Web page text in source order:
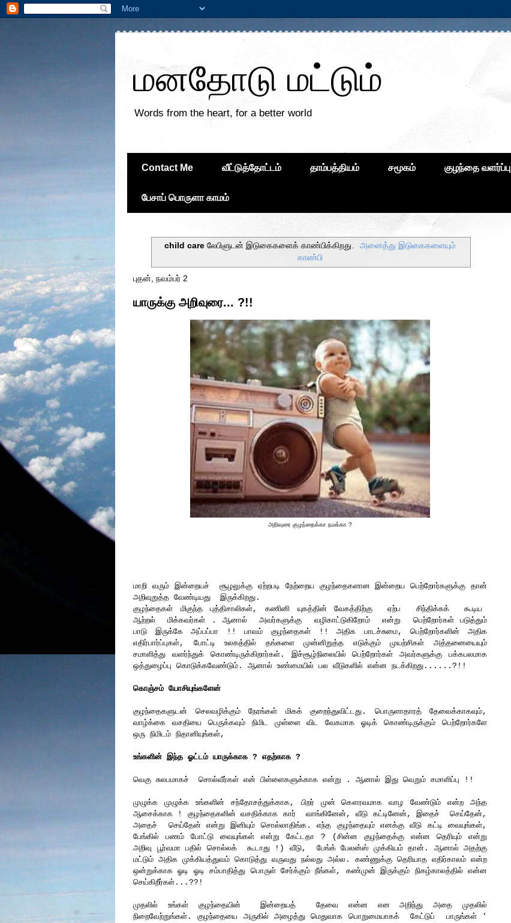
மனதோடு மட்டும்
Words from the heart, for a better world
Contact Me வீட்டுத்தோட்டம் தாம்பத்தியம் சமூகம் குழந்தை வளர்ப்பு
பேசாப் பொருளா காமம்
child care லேபிளுடன் இடுகைகளைக் காண்பிக்கிறது.
அனைத்து இடுகைகளையும்
காண்பி
புதன், நவம்பர் 2
யாருக்கு அறிவுரை... ?!!
அறிவுரை குழந்தைக்கா நமக்கா ?
மாறி வரும் இன்றையச் சூழலுக்கு ஏற்றபடி நேற்றைய குழந்தைகளான இன்றைய பெற்றோர்களுக்கு தான்
அறிவுறுத்த வேண்டியது இருக்கிறது.
குழந்தைகள் மிகுந்த புத்திசாலிகள், கணினி யுகத்தின் வேகத்திற்கு ஏற்ப சிந்திக்கக் கூடிய
ஆற்றல் மிக்கவர்கள் . ஆனால் அவர்களுக்கு வழிகாட்டுகிறோம் என்று பெற்றோர்கள் படுத்தும்
பாடு இருக்கே அப்பப்பா !! பாவம் குழந்தைகள் !! அதிக பாடச்சுமை, பெற்றோர்களின் அதிக
எதிர்பார்ப்புகள், போட்டி உலகத்தில் தங்களை முன்னிறுத்த எடுக்கும் முயற்சிகள் அத்தனையையும்
சமாளித்து வளர்ந்துக் கொண்டிருக்கிறார்கள். இச்சூழ்நிலையில் பெற்றோர்கள் அவர்களுக்கு பக்கபலமாக
ஒத்துழைப்பு கொடுக்கவேண்டும். ஆனால் உண்மையில் பல வீடுகளில் என்ன நடக்கிறது......?!!
கொஞ்சம் யோசியுங்களேன்
குழந்தைகளுடன் செலவழிக்கும் நேரங்கள் மிகக் குறைந்துவிட்டது. பொருளாதாரத் தேவைக்காகவும்,
வாழ்க்கை வசதியை பெருக்கவும் நிமிட முள்ளை விட வேகமாக ஓடிக் கொண்டிருக்கும் பெற்றோர்களே
ஒரு நிமிடம் நிதானியுங்கள்,
உங்களின் இந்த ஓட்டம் யாருக்காக ? எதற்காக ?
வெகு சுலபமாகச் சொல்வீர்கள் என் பிள்ளைகளுக்காக என்று . ஆனால் இது வெறும் சமாளிப்பு !!
முழுக்க முழுக்க உங்களின் சந்தோசத்துக்காக, பிறர் முன் கௌரவமாக வாழ வேண்டும் என்ற அந்த
ஆசைக்காக ! குழந்தைகளின் வசதிக்காக கார் வாங்கினேன், வீடு கட்டினேன், இதைச் செய்தேன்,
அதைச் செய்தேன் என்று இனியும் சொல்லாதிங்க. எந்த குழந்தையும் எனக்கு வீடு கட்டி வையுங்கள்,
பேங்கில் பணம் போட்டு வையுங்கள் என்று கேட்டதா ? (சின்ன குழந்தைக்கு என்ன தெரியும் என்று
அறிவு பூர்வமா பதில் சொல்லக் கூடாது !) வீடு, பேங்க் பேலன்ஸ் முக்கியம் தான். ஆனால் அதற்கு
மட்டும் அதிக முக்கியத்துவம் கொடுத்து வருவது நல்லது அல்ல. கண்ணுக்கு தெரியாத எதிர்காலம் என்ற
ஒன்றுக்காக ஓடி ஓடி சம்பாதித்து பொருள் சேர்க்கும் நீங்கள், கண்முன் இருக்கும் நிகழ்காலத்தில் என்ன
செய்கிறீர்கள்...??!
முதலில் உங்கள் குழந்தையின் இன்றையத் தேவை என்ன என அறிந்து அதை முதலில்
நிறைவேற்றுங்கள். குழந்தையை அருகில் அழைத்து மெதுவாக பொறுமையாகக் கேட்டுப் பாருங்கள் '